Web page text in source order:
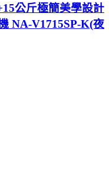
公斤極簡美學設計
NA-V1715SP-K(夜